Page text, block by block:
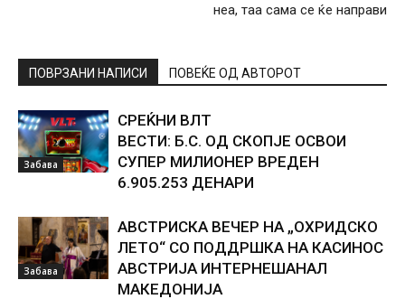
неа, таа сама се ќе направи
ПОВРЗАНИ НАПИСИ ПОВЕЌЕ ОД АВТОРОТ
Забава
СРЕЌНИ ВЛТ
ВЕСТИ: Б.С. ОД СКОПЈЕ ОСВОИ
СУПЕР МИЛИОНЕР ВРЕДЕН
6.905.253 ДЕНАРИ
Забава
АВСТРИСКА ВЕЧЕР НА „ОХРИДСКО
ЛЕТО“ СО ПОДДРШКА НА КАСИНОС
АВСТРИЈА ИНТЕРНЕШАНАЛ
МАКЕДОНИЈА